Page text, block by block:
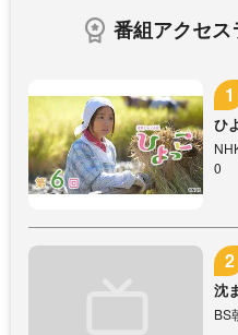
番組アクセス
ひ
0
沈
BS